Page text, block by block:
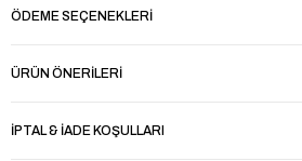
ÖDEME SEÇENEKLERI
ÜRÜN ÖNERILERI
İPTAL & İADE KOŞULLARI